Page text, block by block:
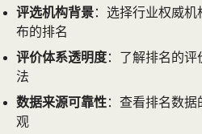
评选机构背景：选择行业权威
布的排名
评价体系透明度：了解排名的
法
数据来源可靠性：查看排名数
观